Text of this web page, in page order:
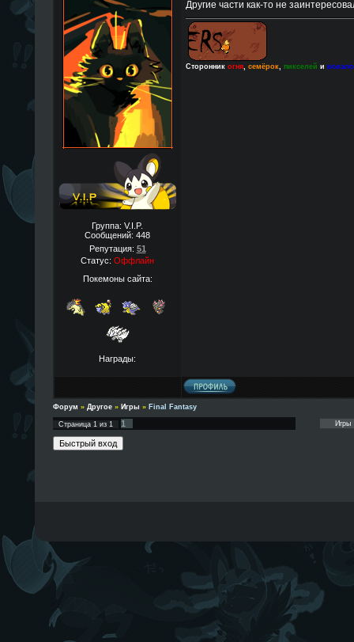
Группа: V.I.P.
Сообщений: 448
Репутация: 51
Статус: Оффлайн
Покемоны сайта:
Награды:
Другие части как-то не
Сторонник огня, семёрок, пикселей и
Форум » Другое » Игры » Final Fantasy
Страница 1из 1 1